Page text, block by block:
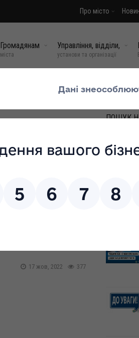
Про місто
Громадянам
міста
Управління, відділи,
установи та організації
536
17 жов, 2022
377
17 жов, 2022
МИ У
ПОШУК